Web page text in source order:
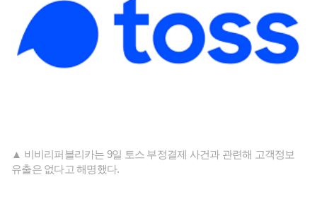
▲ 비비리퍼블리카는 9일 토스 부정결제 사건과 관련해 고객정보
유출은 없다고 해명했다.